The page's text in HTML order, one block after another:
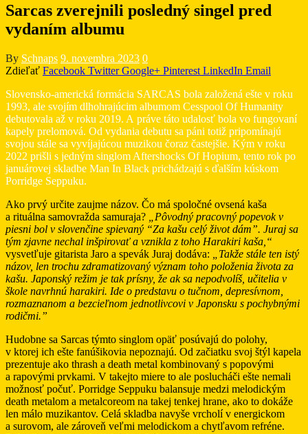
Sarcas zverejnili posledný singel pred
vydaním albumu
By Schnaps 9. novembra 2023 0
Zdieľať Facebook Twitter Google+ Pinterest LinkedIn Email
Slovensko-americká formácia SARCAS bola založená ešte v roku
1993, ale svojím dlhohrajúcim albumom Cesspool Of Humanity
debutovala až v roku 2019. A práve táto udalosť bola vo fungovaní
kapely prelomová. Od vydania debutu sa páni totiž pripomínajú
svojou stále sa vyvíjajúcou muzikou čoraz častejšie. Kým v roku
2022 prišli s jedným singlom Aftershocks Of Hopium, tento rok po
januárovej skladbe Man In Black prichádzajú s ďalším kúskom
Porridge Seppuku.
Ako prvý určite zaujme názov. Čo má spoločné ovsená kaša
a rituálna samovražda samuraja?
„Pôvodný pracovný popevok v
piesni bol v slovenčine spievaný “Za kašu celý život dám”. Juraj sa
tým zjavne nechal inšpirovať a vznikla z toho Harakiri kaša,“
vysvetľuje gitarista Jaro a spevák Juraj dodáva:
„Takže stále ten istý
názov, len trochu zdramatizovaný význam toho položenia života za
kašu. Japonský režim je tak prísny, že ak sa nepodvolíš, učitelia v
škole navrhnú harakiri. Ide o predstavu o tučnom, depresívnom,
rozmaznanom a bezcieľnom jednotlivcovi v Japonsku s pochybnými
rodičmi.”
Hudobne sa Sarcas týmto singlom opäť posúvajú do polohy,
v ktorej ich ešte fanúšikovia nepoznajú. Od začiatku svoj štýl kapela
prezentuje ako thrash a death metal kombinovaný s popovými
a rapovými prvkami. V takejto miere to ale poslucháči ešte nemali
možnosť počuť. Porridge Seppuku balansuje medzi melodickým
death metalom a metalcoreom na takej tenkej hrane, ako to dokáže
len málo muzikantov. Celá skladba navyše vrcholí v energickom
a surovom, ale zároveň veľmi melodickom a chytľavom refréne.